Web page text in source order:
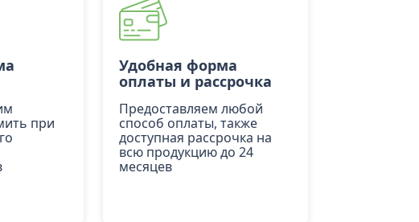
при
Удобная форма
оплаты и рассрочка
Предоставляем любой
способ оплаты, также
доступная рассрочка на
всю продукцию до 24
месяцев